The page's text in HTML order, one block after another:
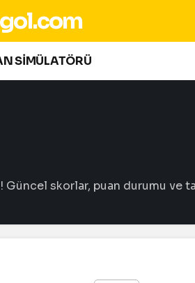
SİMÜLATÖRÜ
skorlar, puan durumu ve